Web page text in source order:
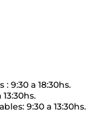
: 9:30 a 18:30hs.
9:30 a 13:30hs.